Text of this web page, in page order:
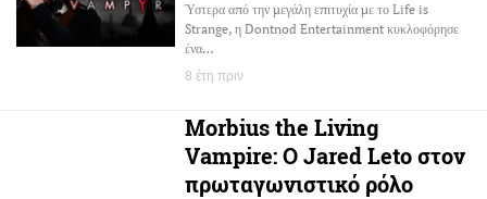
Ύστερα από την μεγάλη επιτυχία με το Life is
Strange, η Dontnod Entertainment κυκλοφόρησε
ένα…
8 έτη πριν
Morbius the Living
Vampire: Ο Jared Leto στον
πρωταγωνιστικό ρόλο